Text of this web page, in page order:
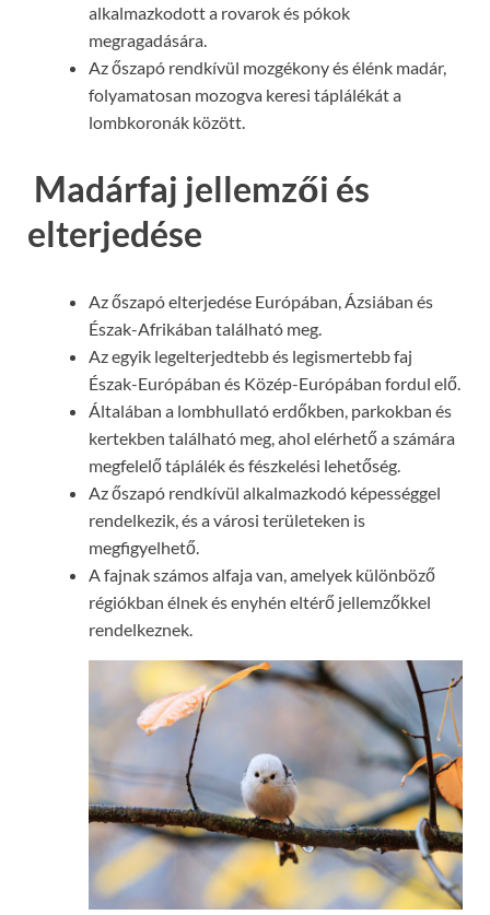
alkalmazkodott a rovarok és pókok
megragadására.
Az őszapó rendkívül mozgékony és élénk madár,
folyamatosan mozogva keresi táplálékát a
lombkoronák között.
Madárfaj jellemzői és
elterjedése
Az őszapó elterjedése Európában, Ázsiában és
Észak-Afrikában található meg.
Az egyik legelterjedtebb és legismertebb faj
Észak-Európában és Közép-Európában fordul elő.
Általában a lombhullató erdőkben, parkokban és
kertekben található meg, ahol elérhető a számára
megfelelő táplálék és fészkelési lehetőség.
Az őszapó rendkívül alkalmazkodó képességgel
rendelkezik, és a városi területeken is
megfigyelhető.
A fajnak számos alfaja van, amelyek különböző
régiókban élnek és enyhén eltérő jellemzőkkel
rendelkeznek.